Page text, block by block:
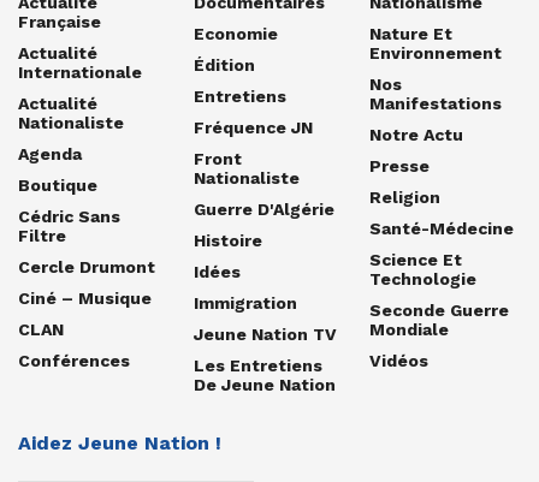
Française
Actualité
Internationale
Actualité
Nationaliste
Agenda
Boutique
Cédric Sans
Filtre
Cercle Drumont
Ciné – Musique
CLAN
Conférences
Economie
Édition
Entretiens
Fréquence JN
Front
Nationaliste
Guerre D'Algérie
Histoire
Idées
Immigration
Jeune Nation TV
Les Entretiens
De Jeune Nation
Nature Et
Environnement
Nos
Manifestations
Notre Actu
Presse
Religion
Santé-Médecine
Science Et
Technologie
Seconde Guerre
Mondiale
Vidéos
Aidez Jeune Nation !